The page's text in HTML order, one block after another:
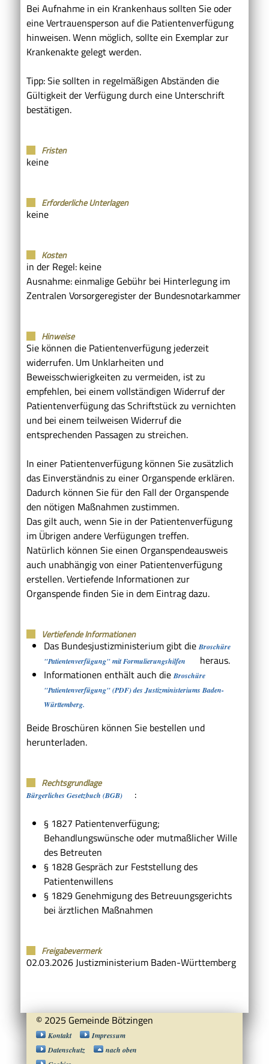
Bei Aufnahme in ein Krankenhaus sollten Sie oder
eine Vertrauensperson auf die Patientenverfügung
hinweisen.Wenn möglich, sollte ein Exemplar zur
Krankenakte gelegt werden.
Tipp:Sie sollten in regelmäßigen Abständen die
Gültigkeit der Verfügung durch eine Unterschrift
bestätigen.
Fristen
keine
Erforderliche Unterlagen
keine
Kosten
in der Regel: keine
Ausnahme: einmalige Gebühr bei Hinterlegung im
Zentralen Vorsorgeregister der Bundesnotarkammer
Hinweise
Sie können die Patientenverfügung jederzeit
widerrufen. Um Unklarheiten und
Beweisschwierigkeiten zu vermeiden, ist zu
empfehlen, bei einem vollständigen Widerruf der
Patientenverfügung das Schriftstück zu vernichten
und bei einem teilweisen Widerruf die
entsprechenden Passagen zu streichen.
In einer Patientenverfügung können Sie zusätzlich
das Einverständnis zu einer Organspende erklären.
Dadurch können Sie für den Fall der Organspende
den nötigen Maßnahmen zustimmen.
Das gilt auch, wenn Sie in der Patientenverfügung
im Übrigen andere Verfügungen treffen.
Natürlich können Sie einen Organspendeausweis
auch unabhängig von einer Patientenverfügung
erstellen. Vertiefende Informationen zur
Organspende finden Sie in dem Eintrag dazu.
Vertiefende Informationen
Das Bundesjustizministerium gibt die Broschüre
"Patientenverfügung" mit Formulierungshilfen
heraus.
Informationen enthält auch die Broschüre
"Patientenverfügung" (PDF) des Justizministeriums Baden-
Württemberg.
Beide Broschüren können Sie bestellen und
herunterladen.
Rechtsgrundlage
Bürgerliches Gesetzbuch (BGB)
:
§ 1827 Patientenverfügung;
Behandlungswünsche oder mutmaßlicher Wille
des Betreuten
§ 1828 Gespräch zur Feststellung des
Patientenwillens
§ 1829 Genehmigung des Betreuungsgerichts
bei ärztlichen Maßnahmen
Freigabevermerk
02.03.2026 Justizministerium Baden-Württemberg
© 2025 Gemeinde Bötzingen
Kontakt
Impressum
Datenschutz
nach oben